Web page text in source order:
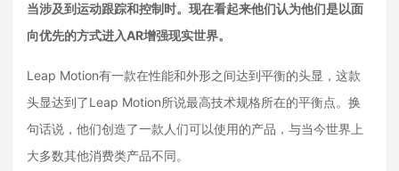
当涉及到运动跟踪和控制时。现在看起来他们认为他们是以面
向优先的方式进入AR增强现实世界。
Leap Motion有一款在性能和外形之间达到平衡的头显，这款
头显达到了Leap Motion所说最高技术规格所在的平衡点。换
句话说，他们创造了一款人们可以使用的产品，与当今世界上
大多数其他消费类产品不同。